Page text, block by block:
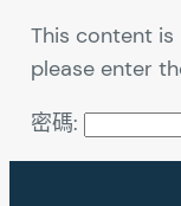
This content
please enter
密碼: